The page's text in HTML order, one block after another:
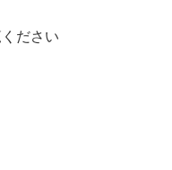
ださい